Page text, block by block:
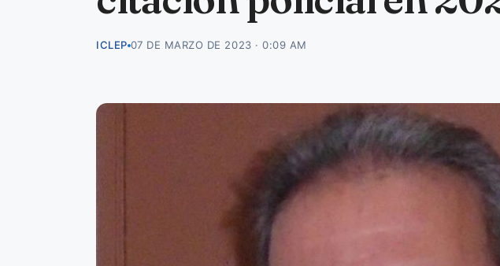
ICLEP 07 DE MARZO DE 2023 · 0:09 AM